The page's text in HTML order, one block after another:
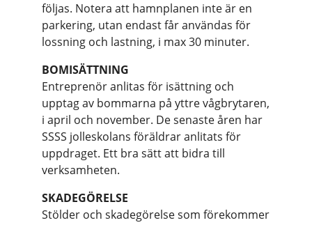
följas. Notera att hamnplanen inte är en
parkering, utan endast får användas för
lossning och lastning, i max 30 minuter.
BOMISÄTTNING
Entreprenör anlitas för isättning och
upptag av bommarna på yttre vågbrytaren,
i april och november. De senaste åren har
SSSS jolleskolans föräldrar anlitats för
uppdraget. Ett bra sätt att bidra till
verksamheten.
SKADEGÖRELSE
Stölder och skadegörelse som förekommer